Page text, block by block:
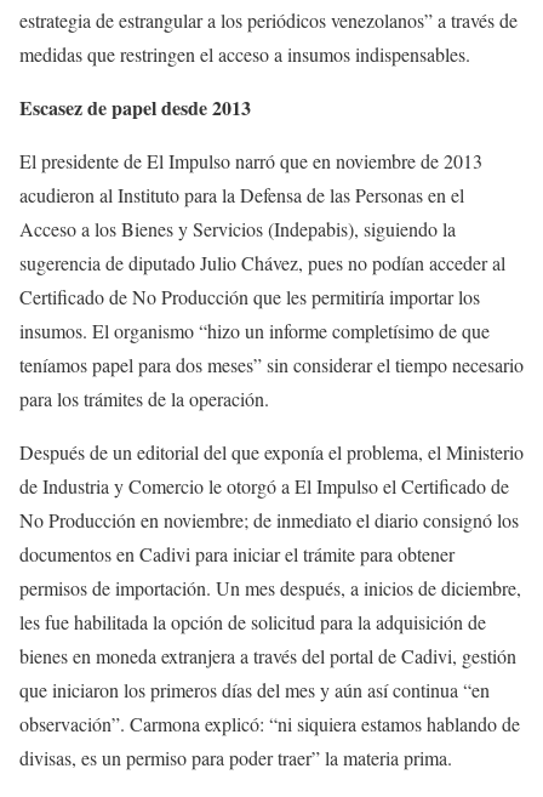
estrategia de estrangular a los periódicos venezolanos” a través de
medidas que restringen el acceso a insumos indispensables.
Escasez de papel desde 2013
El presidente de El Impulso narró que en noviembre de 2013
acudieron al Instituto para la Defensa de las Personas en el
Acceso a los Bienes y Servicios (Indepabis), siguiendo la
sugerencia de diputado Julio Chávez, pues no podían acceder al
Certificado de No Producción que les permitiría importar los
insumos. El organismo “hizo un informe completísimo de que
teníamos papel para dos meses” sin considerar el tiempo necesario
para los trámites de la operación.
Después de un editorial del que exponía el problema, el Ministerio
de Industria y Comercio le otorgó a El Impulso el Certificado de
No Producción en noviembre; de inmediato el diario consignó los
documentos en Cadivi para iniciar el trámite para obtener
permisos de importación. Un mes después, a inicios de diciembre,
les fue habilitada la opción de solicitud para la adquisición de
bienes en moneda extranjera a través del portal de Cadivi, gestión
que iniciaron los primeros días del mes y aún así continua “en
observación”. Carmona explicó: “ni siquiera estamos hablando de
divisas, es un permiso para poder traer” la materia prima.